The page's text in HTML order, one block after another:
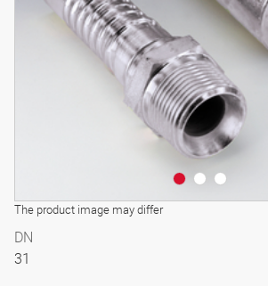
The product image may differ
Modèle 3D
DN
31